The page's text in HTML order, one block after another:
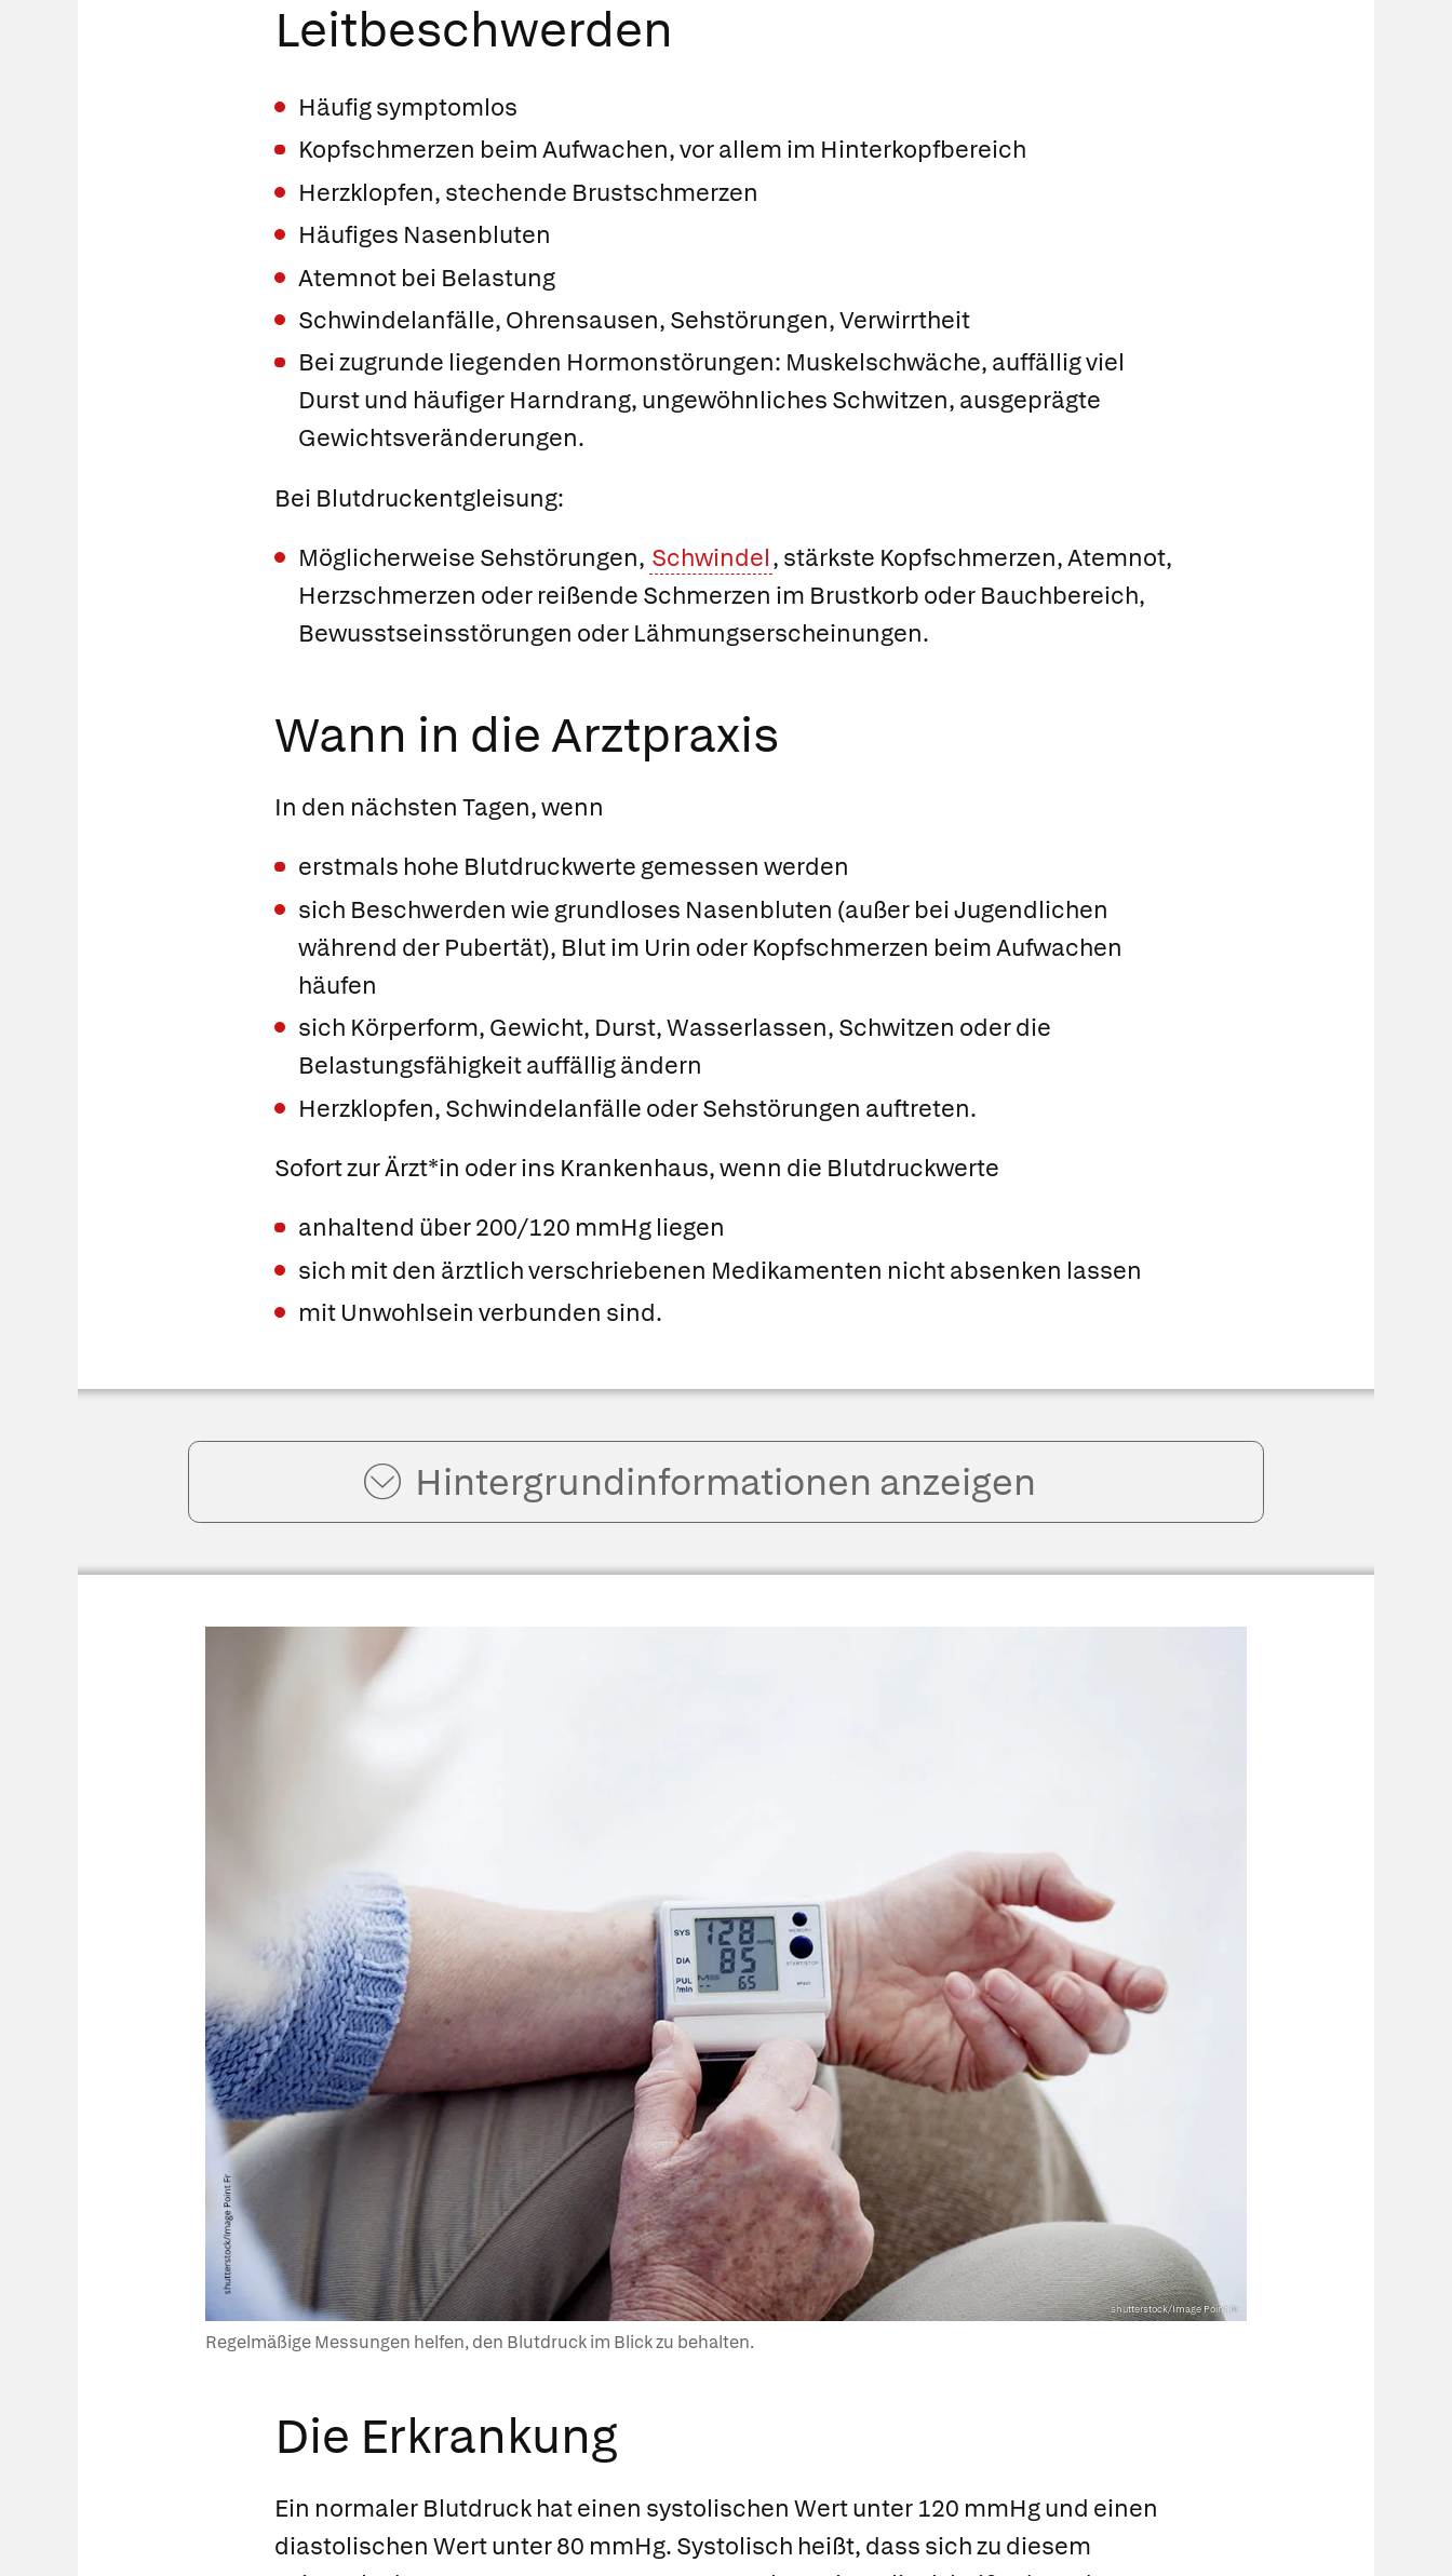
Leitbeschwerden
Häufig symptomlos
Kopfschmerzen beim Aufwachen, vor allem im Hinterkopfbereich
Herzklopfen, stechende Brustschmerzen
Häufiges Nasenbluten
Atemnot bei Belastung
Schwindelanfälle, Ohrensausen, Sehstörungen, Verwirrtheit
Bei zugrunde liegenden Hormonstörungen: Muskelschwäche, auffällig viel
Durst und häufiger Harndrang, ungewöhnliches Schwitzen, ausgeprägte
Gewichtsveränderungen.
Bei Blutdruckentgleisung:
Möglicherweise Sehstörungen, Schwindel, stärkste Kopfschmerzen, Atemnot,
Herzschmerzen oder reißende Schmerzen im Brustkorb oder Bauchbereich,
Bewusstseinsstörungen oder Lähmungserscheinungen.
Wann in die Arztpraxis
In den nächsten Tagen, wenn
erstmals hohe Blutdruckwerte gemessen werden
sich Beschwerden wie grundloses Nasenbluten (außer bei Jugendlichen
während der Pubertät), Blut im Urin oder Kopfschmerzen beim Aufwachen
häufen
sich Körperform, Gewicht, Durst, Wasserlassen, Schwitzen oder die
Belastungsfähigkeit auffällig ändern
Herzklopfen, Schwindelanfälle oder Sehstörungen auftreten.
Sofort zur Ärzt*in oder ins Krankenhaus, wenn die Blutdruckwerte
anhaltend über 200/120 mmHg liegen
sich mit den ärztlich verschriebenen Medikamenten nicht absenken lassen
mit Unwohlsein verbunden sind.
Hintergrund­informationen anzeigen
shutterstock/Image Point Fr
Regelmäßige Messungen helfen, den Blutdruck im Blick zu behalten.
Die Erkrankung
Ein normaler Blutdruck hat einen systolischen Wert unter 120 mmHg und einen
diastolischen Wert unter 80 mmHg. Systolisch heißt, dass sich zu diesem